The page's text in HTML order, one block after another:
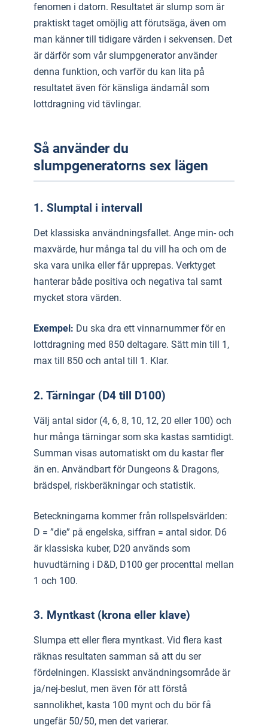
fenomen i datorn. Resultatet är slump som är
praktiskt taget omöjlig att förutsäga, även om
man känner till tidigare värden i sekvensen. Det
är därför som vår slumpgenerator använder
denna funktion, och varför du kan lita på
resultatet även för känsliga ändamål som
lottdragning vid tävlingar.
Så använder du
slumpgeneratorns sex lägen
1. Slumptal i intervall
Det klassiska användningsfallet. Ange min- och
maxvärde, hur många tal du vill ha och om de
ska vara unika eller får upprepas. Verktyget
hanterar både positiva och negativa tal samt
mycket stora värden.
Exempel: Du ska dra ett vinnarnummer för en
lottdragning med 850 deltagare. Sätt min till 1,
max till 850 och antal till 1. Klar.
2. Tärningar (D4 till D100)
Välj antal sidor (4, 6, 8, 10, 12, 20 eller 100) och
hur många tärningar som ska kastas samtidigt.
Summan visas automatiskt om du kastar fler
än en. Användbart för Dungeons & Dragons,
brädspel, riskberäkningar och statistik.
Beteckningarna kommer från rollspelsvärlden:
D = ”die” på engelska, siffran = antal sidor. D6
är klassiska kuber, D20 används som
huvudtärning i D&D, D100 ger procenttal mellan
1 och 100.
3. Myntkast (krona eller klave)
Slumpa ett eller flera myntkast. Vid flera kast
räknas resultaten samman så att du ser
fördelningen. Klassiskt användningsområde är
ja/nej-beslut, men även för att förstå
sannolikhet, kasta 100 mynt och du bör få
ungefär 50/50, men det varierar.